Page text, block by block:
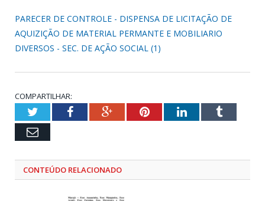
PARECER DE CONTROLE - DISPENSA DE LICITAÇÃO DE
AQUIZIÇÃO DE MATERIAL PERMANTE E MOBILIARIO
DIVERSOS - SEC. DE AÇÃO SOCIAL (1)
COMPARTILHAR:
TwitterFacebookGoogle+PinterestLinkedInTumblr
Email
CONTEÚDO RELACIONADO